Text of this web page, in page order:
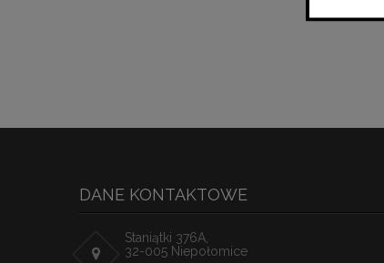
DANE KONTAKTOWE
Staniątki 376A,
32-005 Niepołomice